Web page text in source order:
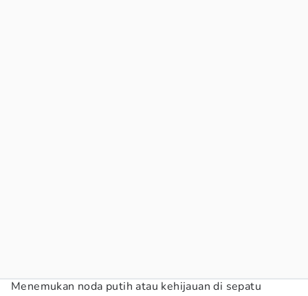
Menemukan noda putih atau kehijauan di sepatu